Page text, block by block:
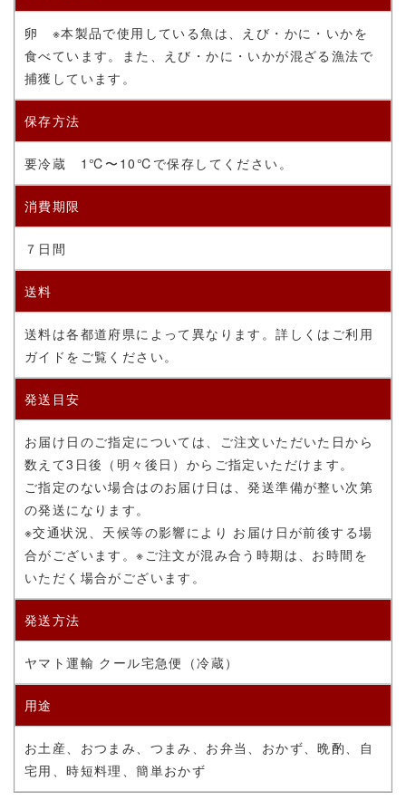
卵 ※本製品で使用している魚は、えび・かに・いかを
食べています。また、えび・かに・いかが混ざる漁法で
捕獲しています。
保存方法
要冷蔵 1℃〜10℃で保存してください。
消費期限
７日間
送料
送料は各都道府県によって異なります。詳しくはご利用
ガイドをご覧ください。
発送目安
お届け日のご指定については、ご注文いただいた日から
数えて3日後（明々後日）からご指定いただけます。
ご指定のない場合はのお届け日は、発送準備が整い次第
の発送になります。
※交通状況、天候等の影響により お届け日が前後する場
合がございます。※ご注文が混み合う時期は、お時間を
いただく場合がございます。
発送方法
ヤマト運輸 クール宅急便（冷蔵）
用途
お土産、おつまみ、つまみ、お弁当、おかず、晩酌、自
宅用、時短料理、簡単おかず